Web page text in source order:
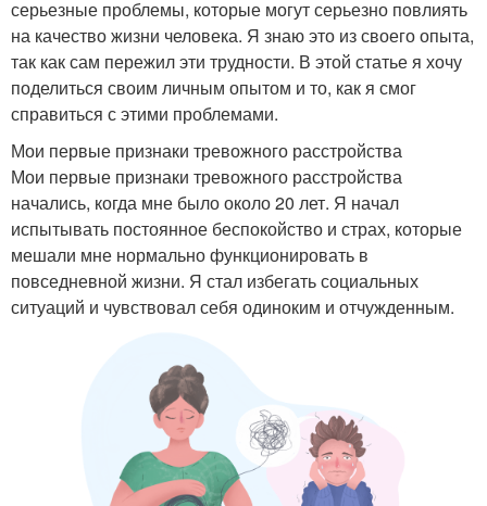
серьезные проблемы, которые могут серьезно повлиять
на качество жизни человека. Я знаю это из своего опыта,
так как сам пережил эти трудности. В этой статье я хочу
поделиться своим личным опытом и то, как я смог
справиться с этими проблемами.
Мои первые признаки тревожного расстройства
Мои первые признаки тревожного расстройства
начались, когда мне было около 20 лет. Я начал
испытывать постоянное беспокойство и страх, которые
мешали мне нормально функционировать в
повседневной жизни. Я стал избегать социальных
ситуаций и чувствовал себя одиноким и отчужденным.